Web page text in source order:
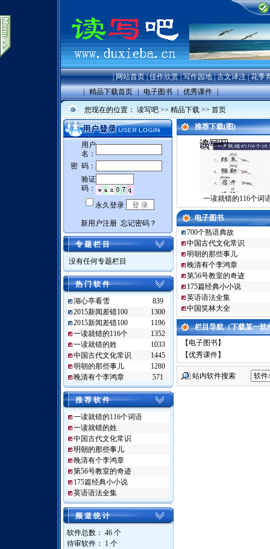
|网站首页|佳作欣赏|写作园地|古文译注|花季
| 精品下载首页 | 电子图书 | 优秀课件 |
您现在的位置： 读写吧 >> 精品下载 >> 首页
专 题 栏 目
没有任何专题栏目
热 门 软 件
湖心亭看雪
839
2015新闻差错100
1300
2015新闻差错100
1196
一读就错的116个
1352
一读就错的姓
1033
中国古代文化常识
1445
明朝的那些事儿
1280
晚清有个李鸿章
571
推 荐 软 件
一读就错的116个词语
一读就错的姓
中国古代文化常识
明朝的那些事儿
晚清有个李鸿章
第56号教室的奇迹
175篇经典小小说
英语语法全集
频 道 统 计
软件总数： 46 个
待审软件： 1 个
推荐下载(图)
一读就错的116个词
电子图书
700个熟语典故
中国古代文化常识
明朝的那些事儿
晚清有个李鸿章
第56号教室的奇迹
175篇经典小小说
英语语法全集
中国笑林大全
栏目导航（下载某一软
【电子图书】
【优秀课件】
站内软件搜索